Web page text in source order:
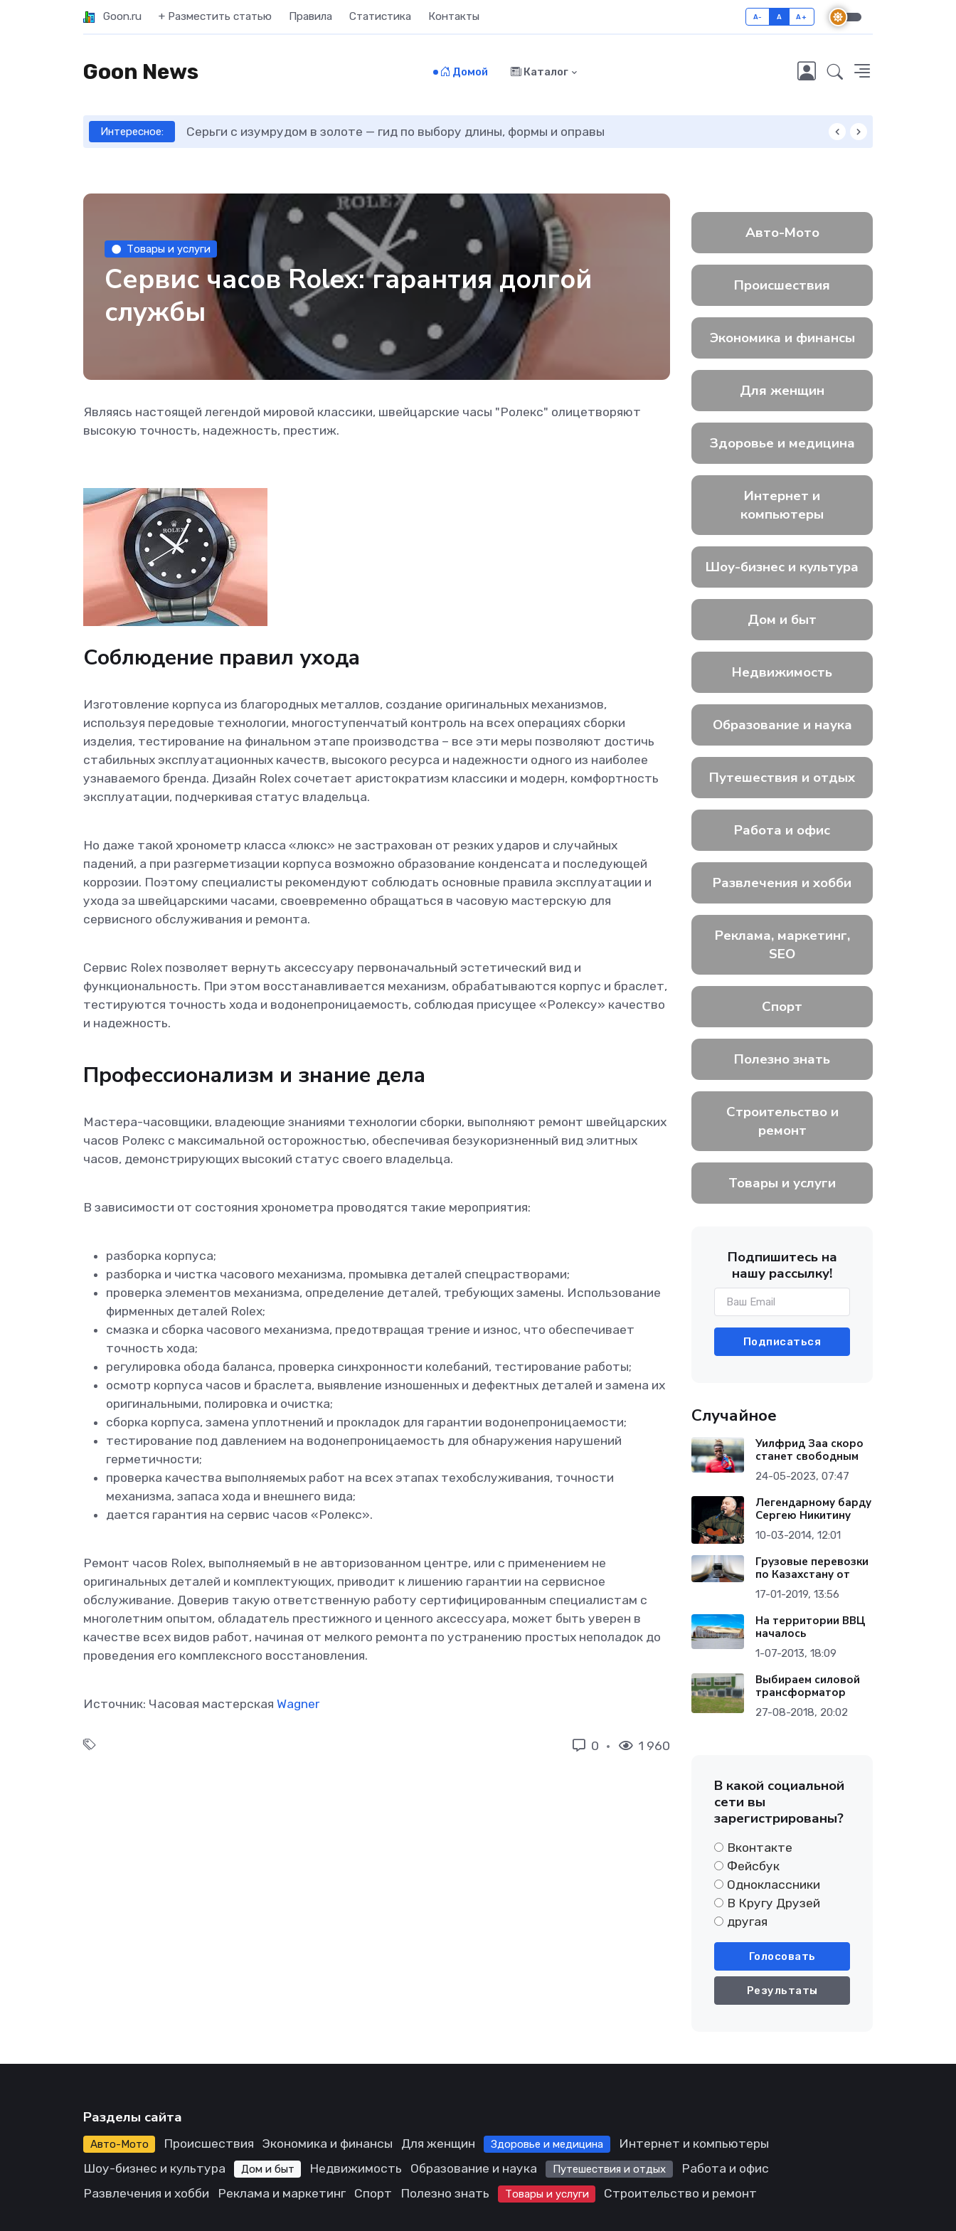
Goon.ru + Разместить статью Правила Статистика Контакты A- A A+
Goon News Домой Каталог
Интересное: Серьги с изумрудом в золоте — гид по выбору длины, формы и оправы
Товары и услуги
Сервис часов Rolex: гарантия долгой
службы
Являясь настоящей легендой мировой классики, швейцарские часы "Ролекс" олицетворяют
высокую точность, надежность, престиж.
Соблюдение правил ухода
Изготовление корпуса из благородных металлов, создание оригинальных механизмов,
используя передовые технологии, многоступенчатый контроль на всех операциях сборки
изделия, тестирование на финальном этапе производства – все эти меры позволяют достичь
стабильных эксплуатационных качеств, высокого ресурса и надежности одного из наиболее
узнаваемого бренда. Дизайн Rolex сочетает аристократизм классики и модерн, комфортность
эксплуатации, подчеркивая статус владельца.
Но даже такой хронометр класса «люкс» не застрахован от резких ударов и случайных
падений, а при разгерметизации корпуса возможно образование конденсата и последующей
коррозии. Поэтому специалисты рекомендуют соблюдать основные правила эксплуатации и
ухода за швейцарскими часами, своевременно обращаться в часовую мастерскую для
сервисного обслуживания и ремонта.
Сервис Rolex позволяет вернуть аксессуару первоначальный эстетический вид и
функциональность. При этом восстанавливается механизм, обрабатываются корпус и браслет,
тестируются точность хода и водонепроницаемость, соблюдая присущее «Ролексу» качество
и надежность.
Профессионализм и знание дела
Мастера-часовщики, владеющие знаниями технологии сборки, выполняют ремонт швейцарских
часов Ролекс с максимальной осторожностью, обеспечивая безукоризненный вид элитных
часов, демонстрирующих высокий статус своего владельца.
В зависимости от состояния хронометра проводятся такие мероприятия:
разборка корпуса;
разборка и чистка часового механизма, промывка деталей спецрастворами;
проверка элементов механизма, определение деталей, требующих замены. Использование
фирменных деталей Rolex;
смазка и сборка часового механизма, предотвращая трение и износ, что обеспечивает
точность хода;
регулировка обода баланса, проверка синхронности колебаний, тестирование работы;
осмотр корпуса часов и браслета, выявление изношенных и дефектных деталей и замена их
оригинальными, полировка и очистка;
сборка корпуса, замена уплотнений и прокладок для гарантии водонепроницаемости;
тестирование под давлением на водонепроницаемость для обнаружения нарушений
герметичности;
проверка качества выполняемых работ на всех этапах техобслуживания, точности
механизма, запаса хода и внешнего вида;
дается гарантия на сервис часов «Ролекс».
Ремонт часов Rolex, выполняемый в не авторизованном центре, или с применением не
оригинальных деталей и комплектующих, приводит к лишению гарантии на сервисное
обслуживание. Доверив такую ответственную работу сертифицированным специалистам с
многолетним опытом, обладатель престижного и ценного аксессуара, может быть уверен в
качестве всех видов работ, начиная от мелкого ремонта по устранению простых неполадок до
проведения его комплексного восстановления.
Источник: Часовая мастерская Wagner
0 1 960
Авто-Мото
Происшествия
Экономика и финансы
Для женщин
Здоровье и медицина
Интернет и
компьютеры
Шоу-бизнес и культура
Дом и быт
Недвижимость
Образование и наука
Путешествия и отдых
Работа и офис
Развлечения и хобби
Реклама, маркетинг,
SEO
Спорт
Полезно знать
Строительство и
ремонт
Товары и услуги
Подпишитесь на
нашу рассылку!
Подписаться
Случайное
Уилфрид Заа скоро
станет свободным
24-05-2023, 07:47
Легендарному барду
Сергею Никитину
10-03-2014, 12:01
Грузовые перевозки
по Казахстану от
17-01-2019, 13:56
На территории ВВЦ
началось
1-07-2013, 18:09
Выбираем силовой
трансформатор
27-08-2018, 20:02
В какой социальной
сети вы
зарегистрированы?
Вконтакте
Фейсбук
Одноклассники
В Кругу Друзей
другая
Голосовать
Результаты
Разделы сайта
Авто-Мото Происшествия Экономика и финансы Для женщин Здоровье и медицина
Интернет и компьютеры
Шоу-бизнес и культура
Дом и быт Недвижимость Образование и наука Путешествия и отдых
Работа и офис
Развлечения и хобби
Реклама и маркетинг Спорт Полезно знать Товары и услуги Строительство и ремонт